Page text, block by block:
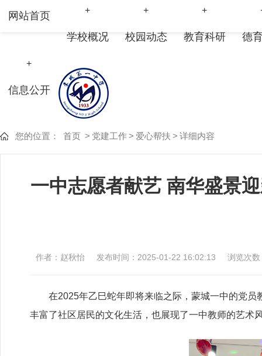
网站首页 +
学校概况
+
校园动态
+
教育科研 德
+
信息公开
您的位置： 首页 > 党建工作> 爱心帮扶 > 详细内容
一中志愿者献艺 南华盛景
作者：赵秋怡 发布时间：2025-01-22 16:02:13 浏览次数
在2025年乙巳蛇年即将来临之际，蒙城一中的党
丰富了社区居民的文化生活，也展现了一中教师的艺术